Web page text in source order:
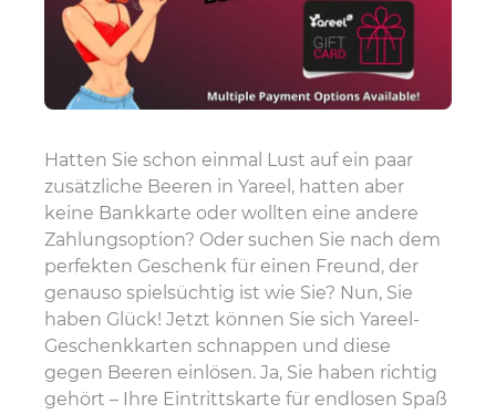
Hatten Sie schon einmal Lust auf ein paar
zusätzliche Beeren in Yareel, hatten aber
keine Bankkarte oder wollten eine andere
Zahlungsoption? Oder suchen Sie nach dem
perfekten Geschenk für einen Freund, der
genauso spielsüchtig ist wie Sie? Nun, Sie
haben Glück! Jetzt können Sie sich Yareel-
Geschenkkarten schnappen und diese
gegen Beeren einlösen. Ja, Sie haben richtig
gehört – Ihre Eintrittskarte für endlosen Spaß